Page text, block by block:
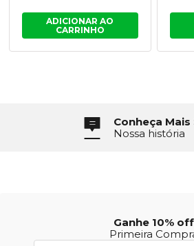
ADICIONAR AO
CARRINHO